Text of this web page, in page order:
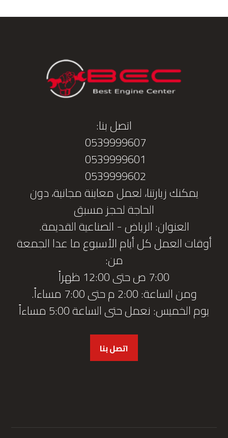
اتصل بنا:
0539999607
0539999601
0539999602
يمكنك زيارتنا، لعمل معاينة مجانية، دون
الحاجة لحجز مسبق
العنوان: الرياض - الصناعية القديمة.
أوقات العمل كل أيام الأسبوع ما عدا الجمعة
من:
7:00 ص حتى 12:00 ظهراً
ومن الساعة: 2:00 م حتى 7:00 مساءاً.
يوم الخميس: نعمل حتى الساعة 5:00 مساءاً
اتصل بنا